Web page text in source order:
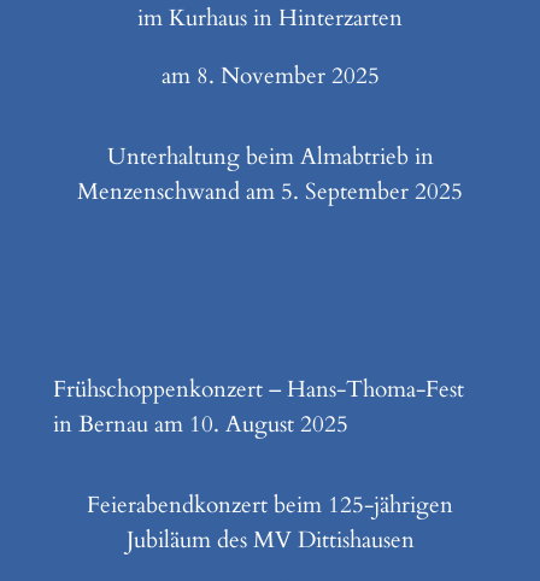
im Kurhaus in Hinterzarten
am 8. November 2025
Unterhaltung beim Almabtrieb in
Menzenschwand am 5. September 2025
Frühschoppenkonzert – Hans-Thoma-Fest
in Bernau am 10. August 2025
Feierabendkonzert beim 125-jährigen
Jubiläum des MV Dittishausen